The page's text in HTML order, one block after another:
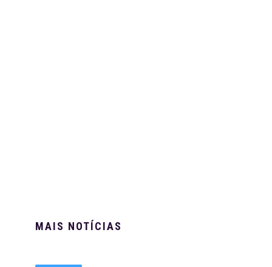
MAIS NOTÍCIAS